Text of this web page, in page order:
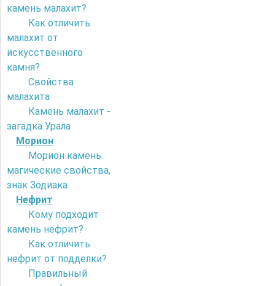
камень малахит?
Как отличить
малахит от
искусственного
камня?
Свойства
малахита
Камень малахит -
загадка Урала
Морион
Морион камень:
магические свойства,
знак Зодиака
Нефрит
Кому подходит
камень нефрит?
Как отличить
нефрит от подделки?
Правильный